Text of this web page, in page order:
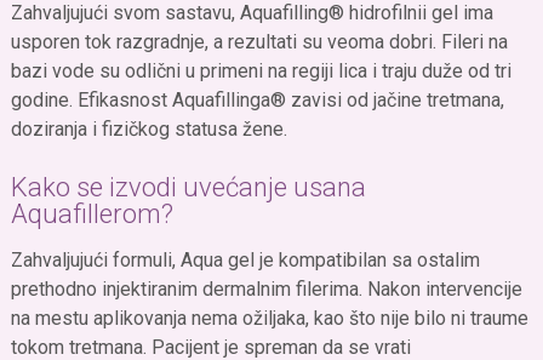
Zahvaljujući svom sastavu, Aquafilling® hidrofilnii gel ima
usporen tok razgradnje, a rezultati su veoma dobri. Fileri na
bazi vode su odlični u primeni na regiji lica i traju duže od tri
godine. Efikasnost Aquafillinga® zavisi od jačine tretmana,
doziranja i fizičkog statusa žene.
Kako se izvodi uvećanje usana
Aquafillerom?
Zahvaljujući formuli, Aqua gel je kompatibilan sa ostalim
prethodno injektiranim dermalnim filerima. Nakon intervencije
na mestu aplikovanja nema ožiljaka, kao što nije bilo ni traume
tokom tretmana. Pacijent je spreman da se vrati